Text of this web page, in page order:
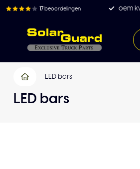
17 beoordelingen oem
LED bars
LED bars